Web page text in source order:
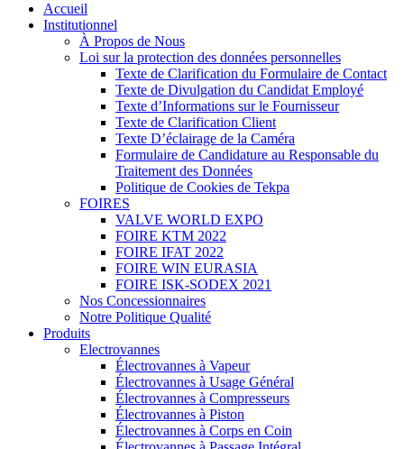
Accueil
Institutionnel
À Propos de Nous
Loi sur la protection des données personnelles
Texte de Clarification du Formulaire de Contact
Texte de Divulgation du Candidat Employé
Texte d’Informations sur le Fournisseur
Texte de Clarification Client
Texte D’éclairage de la Caméra
Formulaire de Candidature au Responsable du
Traitement des Données
Politique de Cookies de Tekpa
FOIRES
VALVE WORLD EXPO
FOIRE KTM 2022
FOIRE IFAT 2022
FOIRE WIN EURASIA
FOIRE ISK-SODEX 2021
Nos Concessionnaires
Notre Politique Qualité
Produits
Electrovannes
Électrovannes à Vapeur
Électrovannes à Usage Général
Électrovannes à Compresseurs
Électrovannes à Piston
Électrovannes à Corps en Coin